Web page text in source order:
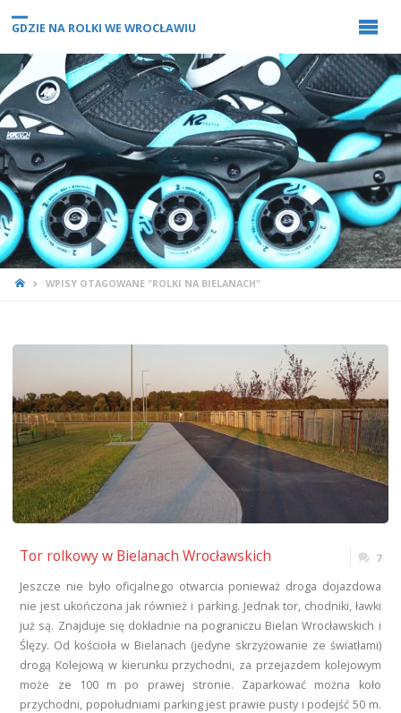
GDZIE NA ROLKI WE WROCŁAWIU
STRONA
WPISY OTAGOWANE "ROLKI NA BIELANACH"
Tor rolkowy w Bielanach Wrocławskich 7
Jeszcze nie było oficjalnego otwarcia ponieważ droga dojazdowa
nie jest ukończona jak również i parking. Jednak tor, chodniki, ławki
już są. Znajduje się dokładnie na pograniczu Bielan Wrocławskich i
Ślęzy. Od kościoła w Bielanach (jedyne skrzyżowanie ze światłami)
drogą Kolejową w kierunku przychodni, za przejazdem kolejowym
może ze 100 m po prawej stronie. Zaparkować można koło
przychodni, popołudniami parking jest prawie pusty i podejść 50 m.